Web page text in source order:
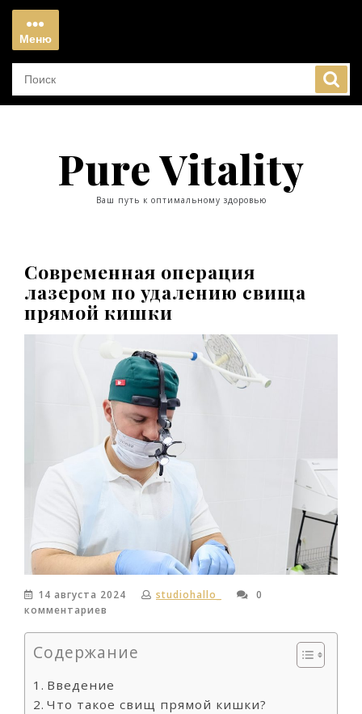
Перейти
содержимому
Меню
Меню
Pure Vitality
Ваш путь к оптимальному здоровью
Современная операция
лазером по удалению свища
прямой кишки
14 августа 2024 studiohallo_
0
комментариев
Содержание
Введение
Что такое свищ прямой кишки?